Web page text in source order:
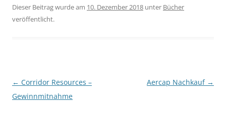
Dieser Beitrag wurde am 10. Dezember 2018 unter Bücher
veröffentlicht.
Beitragsnavigation
← Corridor Resources –
Gewinnmitnahme
Aercap Nachkauf →